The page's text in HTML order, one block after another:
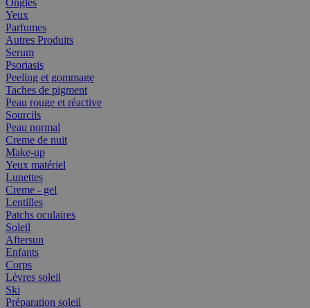
Ongles
Yeux
Parfumes
Autres Produits
Serum
Psoriasis
Peeling et gommage
Taches de pigment
Peau rouge et réactive
Sourcils
Peau normal
Creme de nuit
Make-up
Yeux matériel
Lunettes
Creme - gel
Lentilles
Patchs oculaires
Soleil
Aftersun
Enfants
Corps
Lèvres soleil
Ski
Préparation soleil